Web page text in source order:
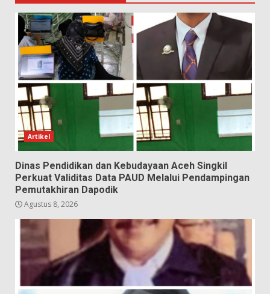
Artikel
Dinas Pendidikan dan Kebudayaan Aceh Singkil
Perkuat Validitas Data PAUD Melalui Pendampingan
Pemutakhiran Dapodik
Agustus 8, 2026